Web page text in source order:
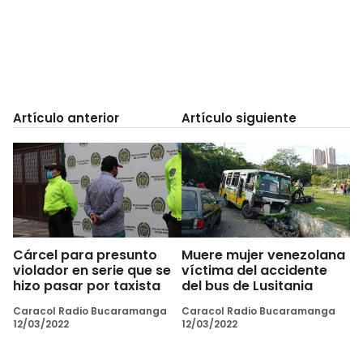
Artículo anterior
Cárcel para presunto
violador en serie que se
hizo pasar por taxista
Caracol Radio Bucaramanga
12/03/2022
Artículo siguiente
Muere mujer venezolana
víctima del accidente
del bus de Lusitania
Caracol Radio Bucaramanga
12/03/2022